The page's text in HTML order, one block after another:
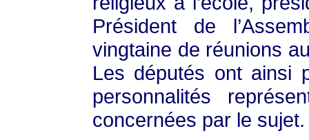
Président de
vingtaine de réunions
Les députés ont ainsi
personnalités
concernées par le sujet.